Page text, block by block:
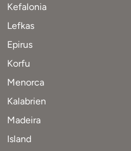
Kefalonia
Lefkas
Epirus
Korfu
Menorca
Kalabrien
Madeira
Island